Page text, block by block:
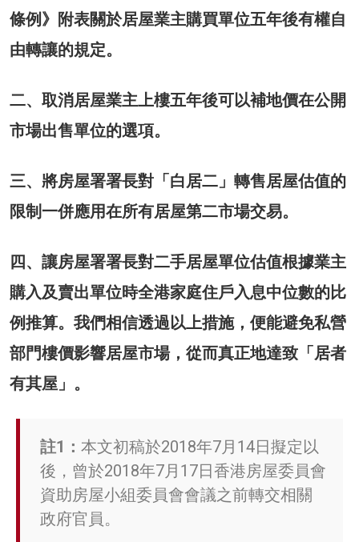
條例》附表關於居屋業主購買單位五年後有權自
由轉讓的規定。
二、取消居屋業主上樓五年後可以補地價在公開
市場出售單位的選項。
三、將房屋署署長對「白居二」轉售居屋估值的
限制一併應用在所有居屋第二市場交易。
四、讓房屋署署長對二手居屋單位估值根據業主
購入及賣出單位時全港家庭住戶入息中位數的比
例推算。我們相信透過以上措施，便能避免私營
部門樓價影響居屋市場，從而真正地達致「居者
有其屋」。
註1： 本文初稿於2018年7月14日擬定以
後，曾於2018年7月17日香港房屋委員會
資助房屋小組委員會會議之前轉交相關
政府官員。